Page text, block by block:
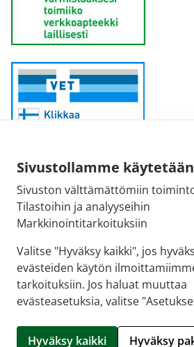
Sivustollamme
Sivuston välttämättömiin
Tilastoihin ja analyyseihin
Markkinointitarkoituksiin
Valitse "Hyväksy kaikki", jos
evästeiden käytön
tarkoituksiin. Jos haluat muuttaa
evästeasetuksia, valitse
Hyväksy kaikki Hyväksy
Sähköpostiosoite:
kirjaamo@fimea.fi
Fimean vaihde:
029 522 3341